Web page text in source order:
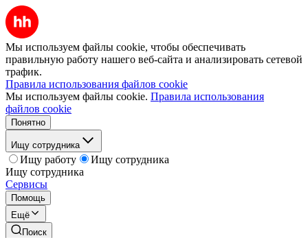
Мы используем файлы cookie, чтобы обеспечивать
правильную работу нашего веб-сайта и анализировать сетевой
трафик.
Правила использования файлов cookie
Мы используем файлы cookie. Правила использования
файлов cookie
Понятно
Ищу сотрудника
Ищу работу
Ищу сотрудника
Ищу сотрудника
Сервисы
Помощь
Ещё
Поиск